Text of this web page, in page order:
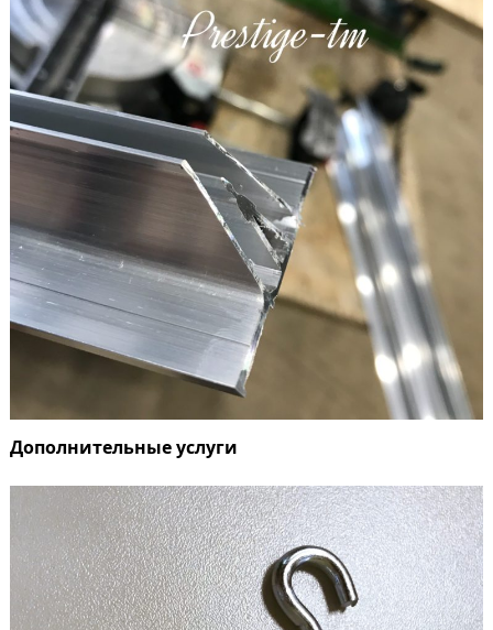
Дополнительные услуги